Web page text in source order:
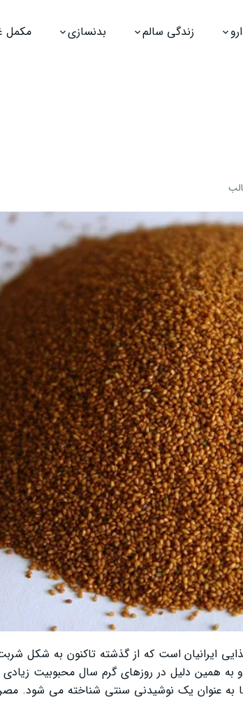
زندگی سالم بدنسازی مکمل
ایرانیان است که از گذشته تاکنون به شکل
همین دلیل در روزهای گرم سال محبوبیت زیادی
به عنوان یک نوشیدنی سنتی شناخته می ‌شود.